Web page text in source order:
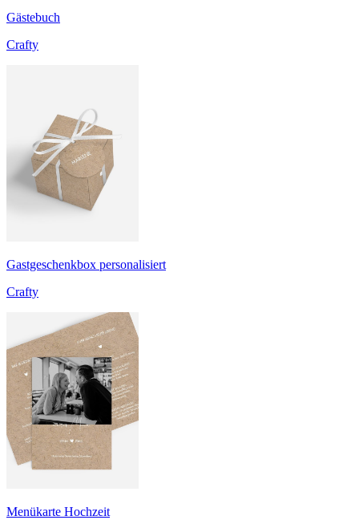
Gästebuch
Crafty
Gastgeschenkbox personalisiert
Crafty
Menükarte Hochzeit